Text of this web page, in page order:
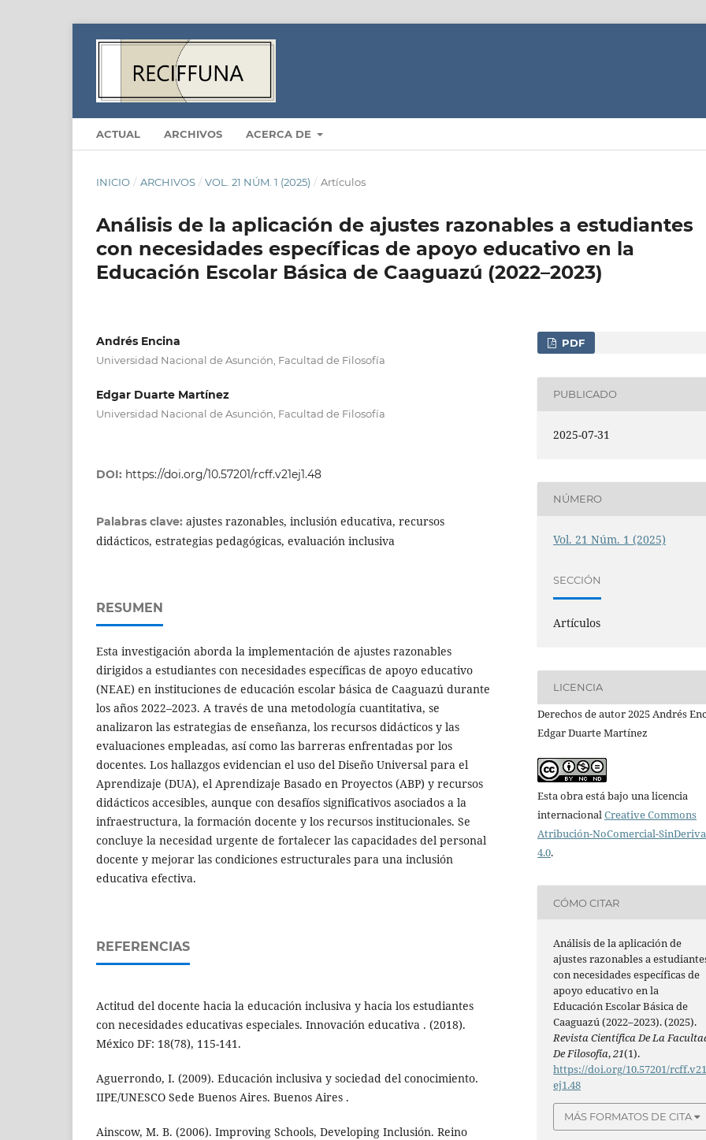
ACTUAL ARCHIVOS ACERCA DE
INICIO / ARCHIVOS / VOL. 21 NÚM. 1 (2025) / Artículos
Análisis de la aplicación de ajustes razonables a estudiantes
con necesidades específicas de apoyo educativo en la
Educación Escolar Básica de Caaguazú (2022–2023)
Andrés Encina
Universidad Nacional de Asunción, Facultad de Filosofía
Edgar Duarte Martínez
Universidad Nacional de Asunción, Facultad de Filosofía
DOI: https://doi.org/10.57201/rcff.v21ej1.48
Palabras clave: ajustes razonables, inclusión educativa, recursos
didácticos, estrategias pedagógicas, evaluación inclusiva
RESUMEN
Esta investigación aborda la implementación de ajustes razonables
dirigidos a estudiantes con necesidades específicas de apoyo educativo
(NEAE) en instituciones de educación escolar básica de Caaguazú durante
los años 2022–2023. A través de una metodología cuantitativa, se
analizaron las estrategias de enseñanza, los recursos didácticos y las
evaluaciones empleadas, así como las barreras enfrentadas por los
docentes. Los hallazgos evidencian el uso del Diseño Universal para el
Aprendizaje (DUA), el Aprendizaje Basado en Proyectos (ABP) y recursos
didácticos accesibles, aunque con desafíos significativos asociados a la
infraestructura, la formación docente y los recursos institucionales. Se
concluye la necesidad urgente de fortalecer las capacidades del personal
docente y mejorar las condiciones estructurales para una inclusión
educativa efectiva.
REFERENCIAS
Actitud del docente hacia la educación inclusiva y hacia los estudiantes
con necesidades educativas especiales. Innovación educativa . (2018).
México DF: 18(78), 115-141.
Aguerrondo, I. (2009). Educación inclusiva y sociedad del conocimiento.
IIPE/UNESCO Sede Buenos Aires. Buenos Aires .
Ainscow, M. B. (2006). Improving Schools, Developing Inclusión. Reino
PDF
PUBLICADO
2025-07-31
NÚMERO
Vol. 21 Núm. 1 (2025)
SECCIÓN
Artículos
LICENCIA
Derechos de autor 2025 Andrés
Edgar Duarte Martínez
Esta obra está bajo una licencia
internacionalCreative Commons
Atribución-NoComercial-
4.0.
CÓMO CITAR
Análisis de la aplicación de
ajustes razonables a
con necesidades específicas de
apoyo educativo en la
Educación Escolar Básica de
Caaguazú (2022–2023). (2025).
Revista Científica De La
De Filosofía,21(1).
https://doi.org/10.57201/
ej1.48
MÁS FORMATOS DE CITA